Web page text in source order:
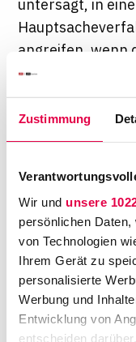
Zustimmung
Wir und unsere
persönlichen
von Technologien
Ihrem Gerät zu
personalisierte
Werbung und
Entwicklung von
entscheiden
untersagt, in
angreifen, wenn
Monaten
– und im Rahmen
am Donnerstag
klagenden Frau
gegeben (Urt. v.
Die Frau wurde
Auflage
hoheitlicher